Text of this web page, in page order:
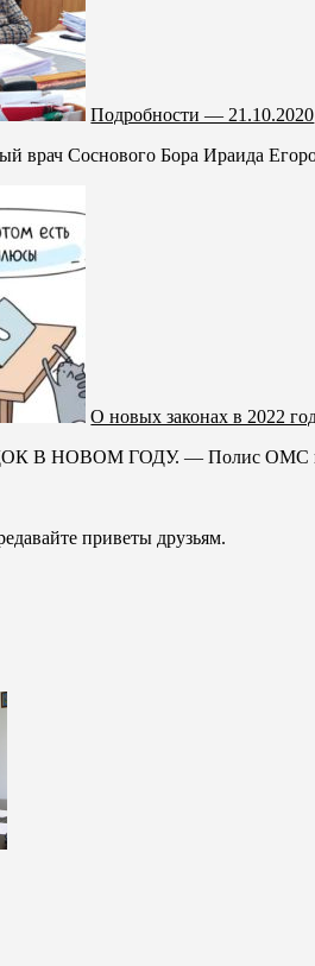
Подробности — 21.10.2020
врач Соснового Бора Ираида
О новых законах в 2022
НОВОМ ГОДУ. — Полис ОМС и
приветы друзьям.